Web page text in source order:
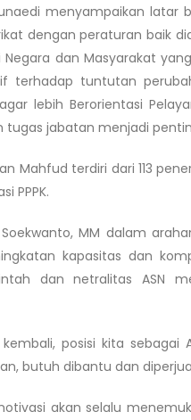
menyampaikan latar
dengan peraturan baik
dan Masyarakat
terhadap tuntutan
lebih Berorientasi
tugas jabatan menjadi
Mahfud terdiri dari 113
PPPK.
Soekwanto, MM dalam
kapasitas dan
dan netralitas ASN
posisi kita sebagai
butuh dibantu dan
akan selalu